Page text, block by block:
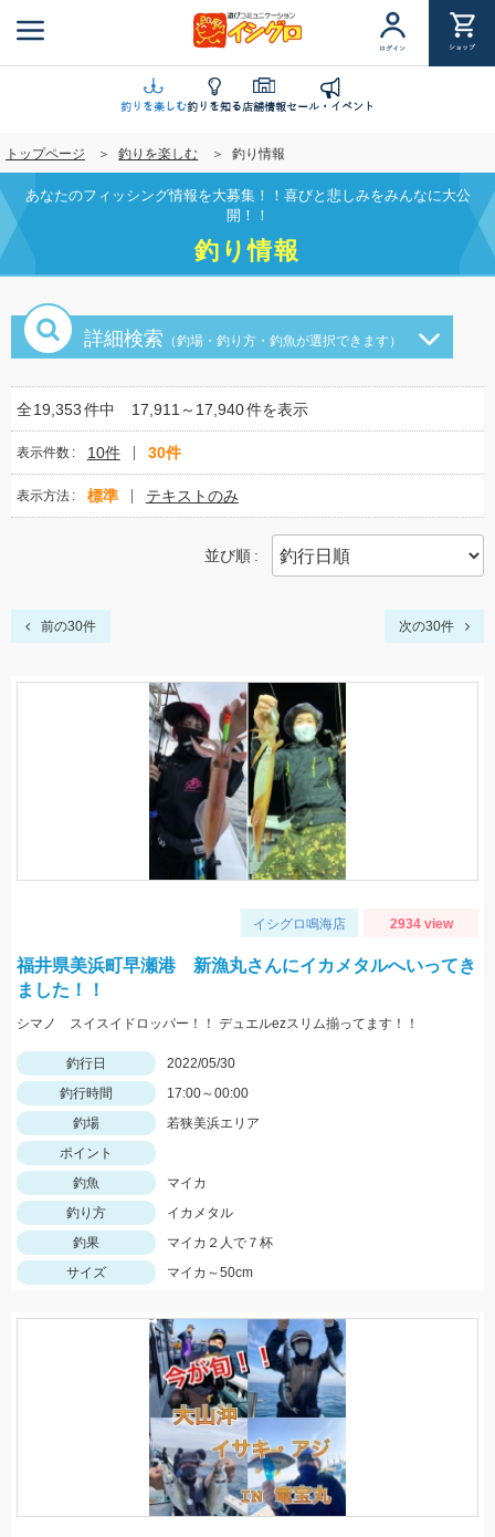
ン
に
移
動
ログイン ショップ
釣りを楽しむ釣りを知る店舗情報セール・イベント
トップページ 釣りを楽しむ 釣り情報
あなたのフィッシング情報を大募集！！喜びと悲しみをみんなに大公
開！！
釣り情報
詳細検索 （釣場・釣り方・釣魚が選択できます）
全19,353件中 17,911～17,940件を表示
表示件数 10件 30件
表示方法 標準 テキストのみ
並び順
前の30件 次の30件
イシグロ鳴海店 2934 view
福井県美浜町早瀬港 新漁丸さんにイカメタルへいってき
ました！！
シマノ スイスイドロッパー！！ デュエルezスリム揃ってます！！
釣行日
2022/05/30
釣行時間
17:00～00:00
釣場
若狭美浜エリア
ポイント
釣魚
マイカ
釣り方
イカメタル
釣果
マイカ２人で７杯
サイズ
マイカ～50cm